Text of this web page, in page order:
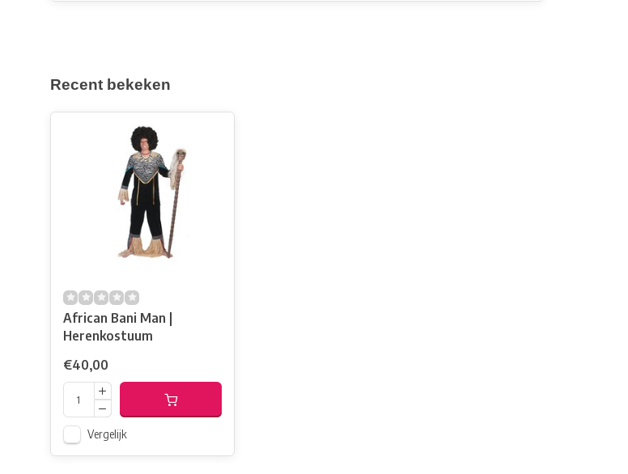
Recent bekeken
African Bani Man |
Herenkostuum
€40,00
Vergelijk